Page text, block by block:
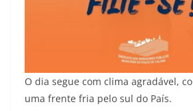
O dia segue com clima agradável,
uma frente fria pelo sul do País.